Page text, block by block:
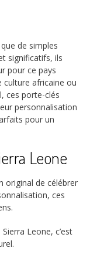
de simples
significatifs, ils
pour ce pays
culture africaine ou
ces porte-clés
personnalisation
pour un
Leone
original de célébrer
ces
Leone, c’est